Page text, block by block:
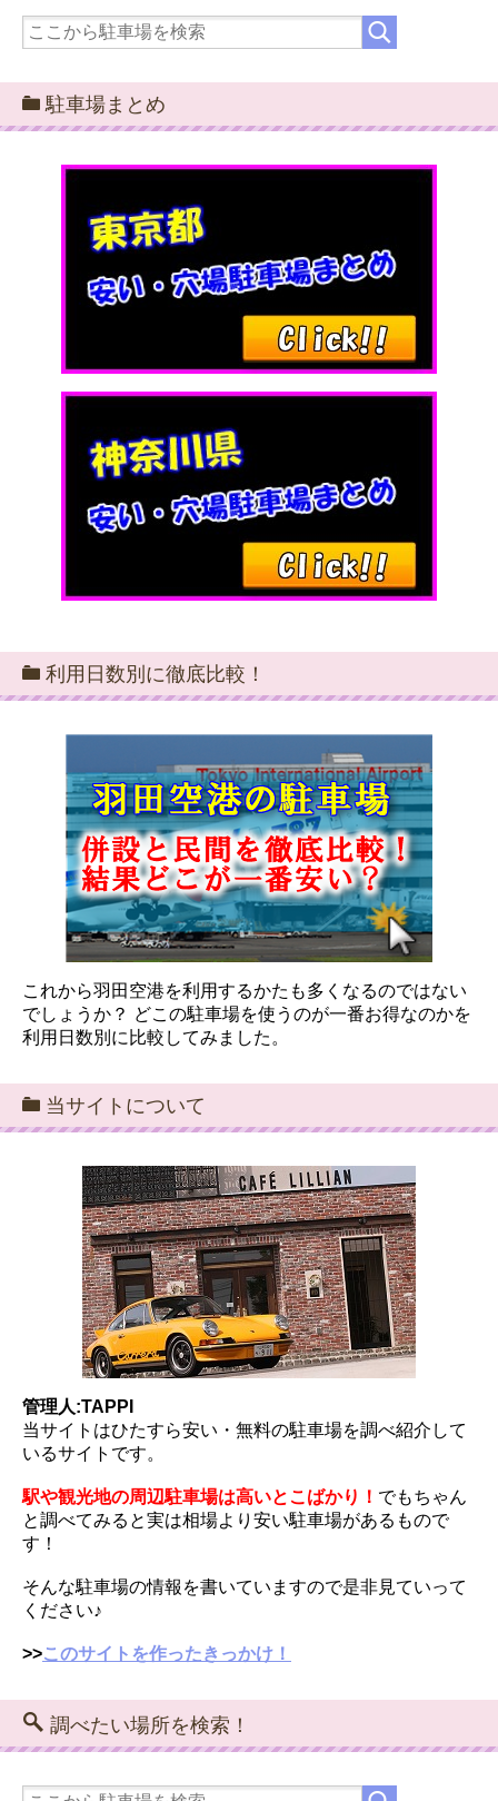
駐車場まとめ
利用日数別に徹底比較！
これから羽田空港を利用するかたも多くなるのではない
でしょうか？ どこの駐車場を使うのが一番お得なのかを
利用日数別に比較してみました。
当サイトについて
管理人:TAPPI
当サイトはひたすら安い・無料の駐車場を調べ紹介して
いるサイトです。
駅や観光地の周辺駐車場は高いとこばかり！ でもちゃん
と調べてみると実は相場より安い駐車場があるもので
す！
そんな駐車場の情報を書いていますので是非見ていって
ください♪
>>このサイトを作ったきっかけ！
調べたい場所を検索！